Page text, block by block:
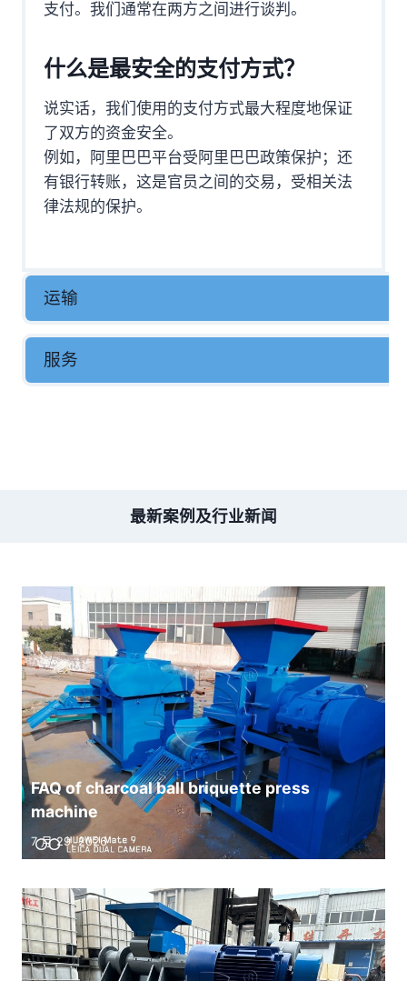
支付。我们通常在两方之间进行谈判。
什么是最安全的支付方式？
说实话，我们使用的支付方式最大程度地保证
了双方的资金安全。
例如，阿里巴巴平台受阿里巴巴政策保护；还
有银行转账，这是官员之间的交易，受相关法
律法规的保护。
运输
服务
最新案例及行业新闻
FAQ of charcoal ball briquette press
machine
7 月 29, 2026